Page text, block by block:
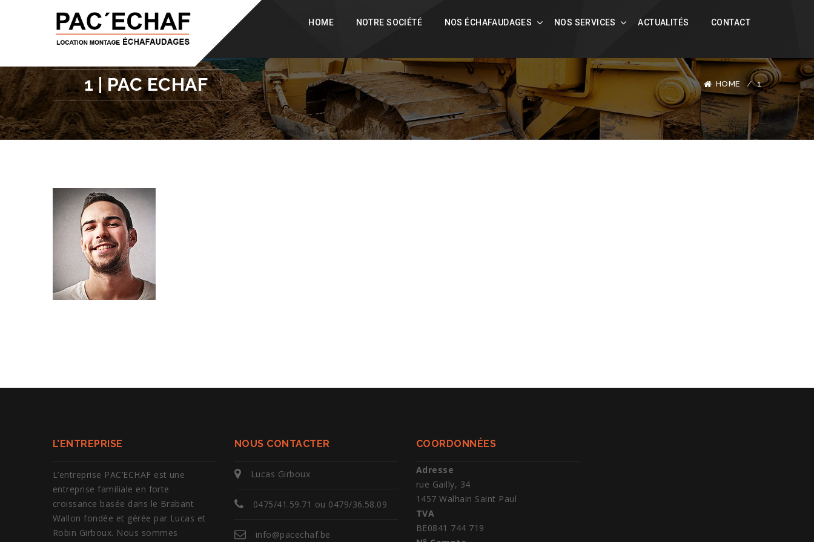
info@pacechaf.be 0475/41.59.71
HOME NOTRE SOCIÉTÉ NOS ÉCHAFAUDAGES NOS SERVICES ACTUALITÉS CONTACT
1 | PAC ECHAF HOME 1
L’ENTREPRISE
L’entreprise PAC’ECHAF est une
entreprise familiale en forte
croissance basée dans le Brabant
Wallon fondée et gérée par Lucas et
Robin Girboux. Nous sommes
NOUS CONTACTER
Lucas Girboux
0475/41.59.71 ou 0479/36.58.09
info@pacechaf.be
COORDONNÉES
Adresse
rue Gailly, 34
1457 Walhain Saint Paul
TVA
BE0841 744 719